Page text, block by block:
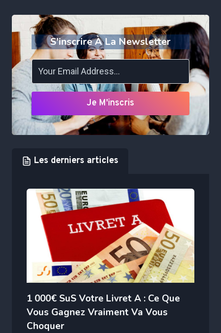
S'inscrire À La Newsletter
Je M'inscris
Les derniers articles
1 000€ SuS Votre Livret A : Ce Que
Vous Gagnez Vraiment Va Vous
Choquer